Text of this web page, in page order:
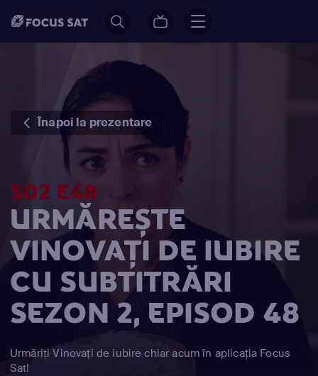
Înapoi la prezentare
S02 E48
URMĂREȘTE
VINOVAŢI DE IUBIRE
CU SUBTITRĂRI
SEZON 2, EPISOD 48
Urmăriți Vinovaţi de iubire chiar acum în aplicația Focus
Sat!